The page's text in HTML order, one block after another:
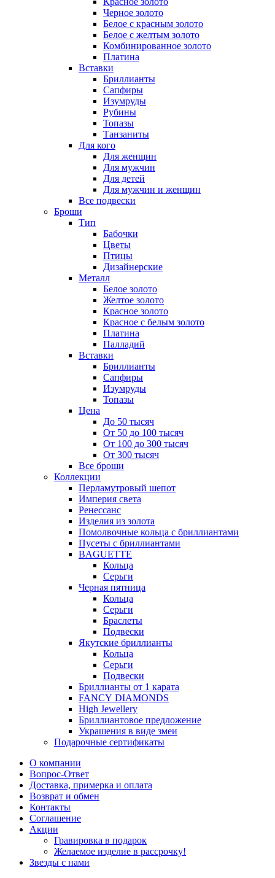
Черное золото
Белое с красным золото
Белое с желтым золото
Комбинированное золото
Платина
Вставки
Бриллианты
Сапфиры
Изумруды
Рубины
Топазы
Танзаниты
Для кого
Для женщин
Для мужчин
Для детей
Для мужчин и женщин
Все подвески
Броши
Тип
Бабочки
Цветы
Птицы
Дизайнерские
Металл
Белое золото
Желтое золото
Красное золото
Красное с белым золото
Платина
Палладий
Вставки
Бриллианты
Сапфиры
Изумруды
Топазы
Цена
До 50 тысяч
От 50 до 100 тысяч
От 100 до 300 тысяч
От 300 тысяч
Все броши
Коллекции
Перламутровый шепот
Империя света
Ренессанс
Изделия из золота
Помолвочные кольца с бриллиантами
Пусеты с бриллиантами
BAGUETTE
Кольца
Серьги
Черная пятница
Кольца
Серьги
Браслеты
Подвески
Якутские бриллианты
Кольца
Серьги
Подвески
Бриллианты от 1 карата
FANCY DIAMONDS
High Jewellery
Бриллиантовое предложение
Украшения в виде змеи
Подарочные сертификаты
О компании
Вопрос-Ответ
Доставка, примерка и оплата
Возврат и обмен
Контакты
Соглашение
Акции
Гравировка в подарок
Желаемое изделие в рассрочку!
Звезды с нами